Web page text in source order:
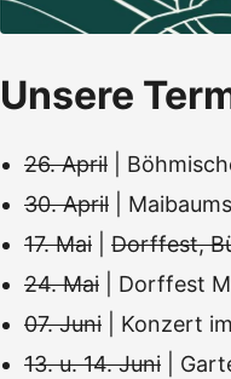
Unsere
26. April |
30. April |
17. Mai
Dorffest,
24. Mai | Dorffest
07. Juni | Konzert
13. u. 14. Juni |